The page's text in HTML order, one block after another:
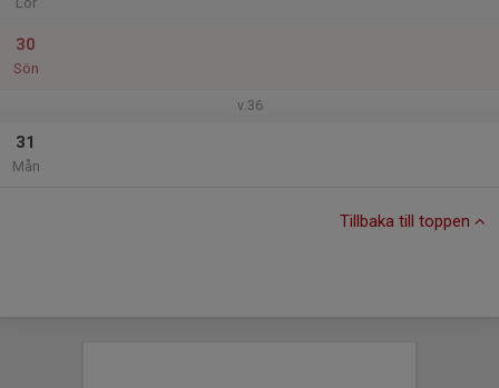
30
Sön
v.36
31
Mån
Tillbaka till toppen